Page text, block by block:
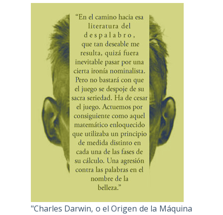
"Charles Darwin, o el Origen de la Máquina